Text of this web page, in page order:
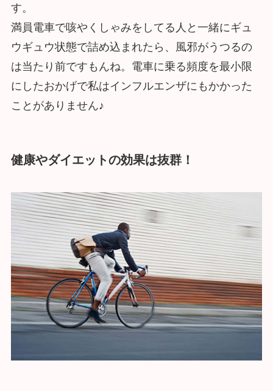
す。
満員電車で咳やくしゃみをしてる人と一緒にギュ
ウギュウ状態で詰め込まれたら、風邪がうつるの
は当たり前ですもんね。電車に乗る頻度を最小限
にしたおかげで私はインフルエンザにもかかった
ことがありません♪
健康やダイエットの効果は抜群！